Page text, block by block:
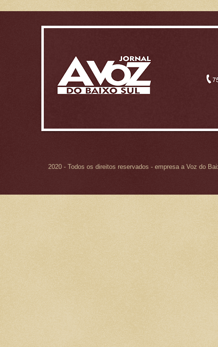
2020 - Todos os direitos reservados - empresa a Voz do